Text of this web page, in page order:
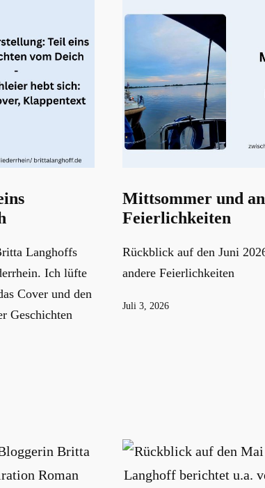
Langhoffs
Ich lüfte
Cover und den
Geschichten
Mittsommer und
Feierlichkeiten
Rückblick auf den Juni
andere Feierlichkeiten
Veröffentlicht
Juli 3, 2026